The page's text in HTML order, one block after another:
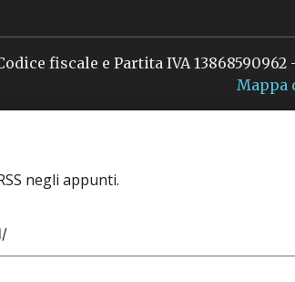
fiscale e Partita IVA 13868590962
Mappa
negli appunti.